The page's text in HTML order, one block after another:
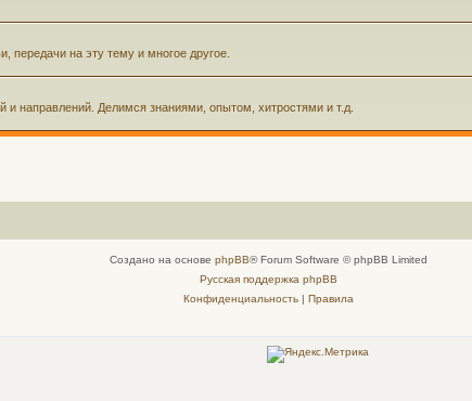
передачи на эту тему и многое другое.
и направлений. Делимся знаниями, опытом, хитростями и т.д.
Создано на основе phpBB® Forum Software © phpBB Limited
Русская поддержка phpBB
Конфиденциальность| Правила